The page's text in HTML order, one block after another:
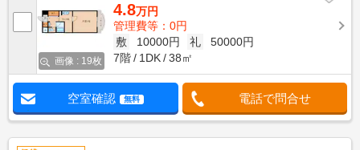
画像 : 19枚
4.8万円
管理費等：0円
敷
10000円 礼
50000円
7階
1DK 38㎡
空室確認 無料 電話で問合せ